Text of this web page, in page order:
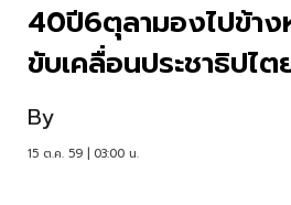
40ปี6ตุลามองไปข้าง
ขับเคลื่อนประชาธิปไต
By
15 ต.ค. 59 | 03:00 น.